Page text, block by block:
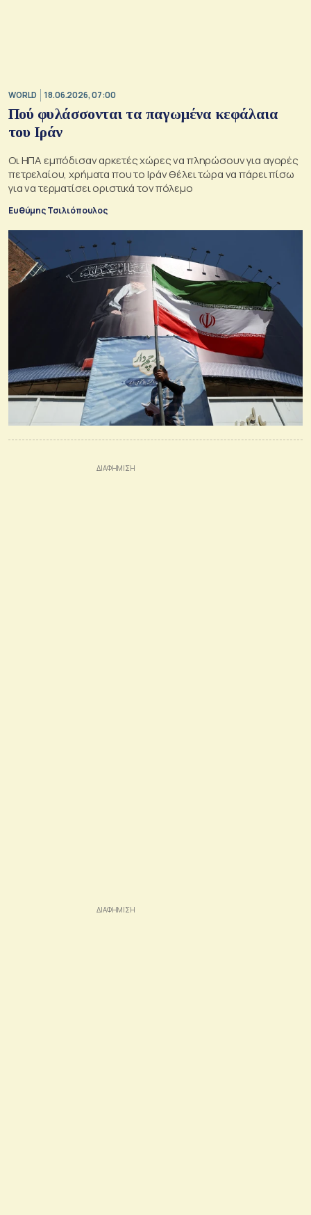
WORLD 18.06.2026, 07:00
Πού φυλάσσονται τα παγωμένα κεφάλαια
του Ιράν
Οι ΗΠΑ εμπόδισαν αρκετές χώρες να πληρώσουν για αγορές
πετρελαίου, χρήματα που το Ιράν θέλει τώρα να πάρει πίσω
για να τερματίσει οριστικά τον πόλεμο
Ευθύμης Τσιλιόπουλος